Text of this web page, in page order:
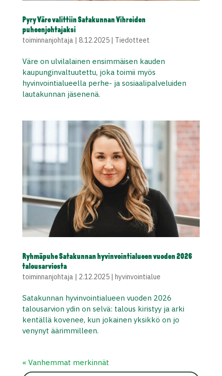
Pyry Väre valittiin Satakunnan Vihreiden
puheenjohtajaksi
toiminnanjohtaja| 8.12.2025| Tiedotteet
Väre on ulvilalainen ensimmäisen kauden
kaupunginvaltuutettu, joka toimii myös
hyvinvointialueella perhe- ja sosiaalipalveluiden
lautakunnan jäsenenä.
Ryhmäpuhe Satakunnan hyvinvointialueen vuoden 2026
talousarviosta
toiminnanjohtaja| 2.12.2025| hyvinvointialue
Satakunnan hyvinvointialueen vuoden 2026
talousarvion ydin on selvä: talous kiristyy ja arki
kentällä kovenee, kun jokainen yksikkö on jo
venynyt äärimmilleen.
« Vanhemmat merkinnät